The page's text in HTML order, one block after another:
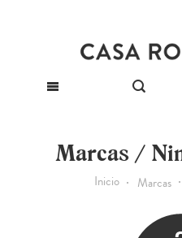
Marcas /
Inicio Marcas